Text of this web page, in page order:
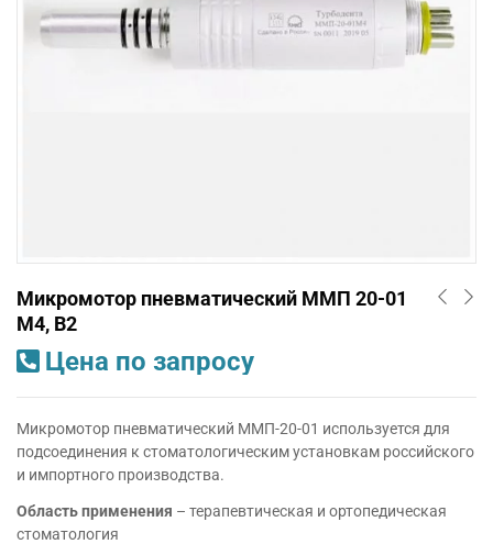
Микромотор пневматический ММП 20-01
M4, В2
Цена по запросу
Микромотор пневматический ММП-20-01 используется для
подсоединения к стоматологическим установкам российского
и импортного производства.
Область применения – терапевтическая и ортопедическая
стоматология